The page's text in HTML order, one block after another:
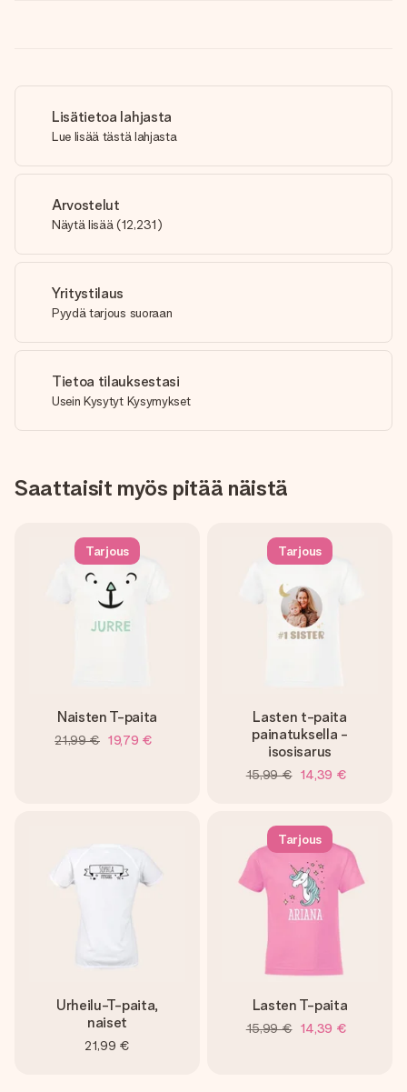
Lisätietoa lahjasta
Lue lisää tästä lahjasta
Arvostelut
Näytä lisää (12,231)
Yritystilaus
Pyydä tarjous suoraan
Tietoa tilauksestasi
Usein Kysytyt Kysymykset
Saattaisit myös pitää näistä
Tarjous
Naisten T-paita
21,99 € 19,79 €
Tarjous
Lasten t-paita
painatuksella -
isosisarus
15,99 € 14,39 €
Urheilu-T-paita,
naiset
21,99 €
Tarjous
Lasten T-paita
15,99 € 14,39 €